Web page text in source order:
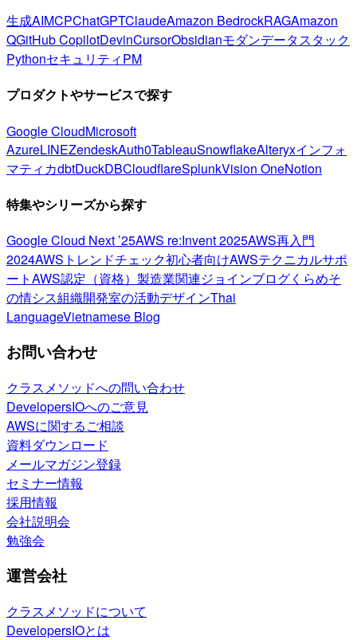
生成AIMCPChatGPTClaudeAmazon BedrockRAGAmazon
QGitHub CopilotDevinCursorObsidianモダンデータスタック
PythonセキュリティPM
プロダクトやサービスで探す
Google CloudMicrosoft
AzureLINEZendeskAuth0TableauSnowflakeAlteryxインフォ
マティカdbtDuckDBCloudflareSplunkVision OneNotion
特集やシリーズから探す
Google Cloud Next ’25AWS re:Invent 2025AWS再入門
2024AWSトレンドチェック初心者向けAWSテクニカルサポ
ートAWS認定（資格） 製造業関連ジョインブログくらめそ
の情シス組織開発室の活動デザインThai
LanguageVietnamese Blog
お問い合わせ
クラスメソッドへの問い合わせ
DevelopersIOへのご意見
AWSに関するご相談
資料ダウンロード
メールマガジン登録
セミナー情報
採用情報
会社説明会
勉強会
運営会社
クラスメソッドについて
DevelopersIOとは